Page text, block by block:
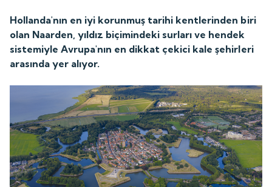
Hollanda'nın en iyi korunmuş tarihi kentlerinden biri
olan Naarden, yıldız biçimindeki surları ve hendek
sistemiyle Avrupa'nın en dikkat çekici kale şehirleri
arasında yer alıyor.